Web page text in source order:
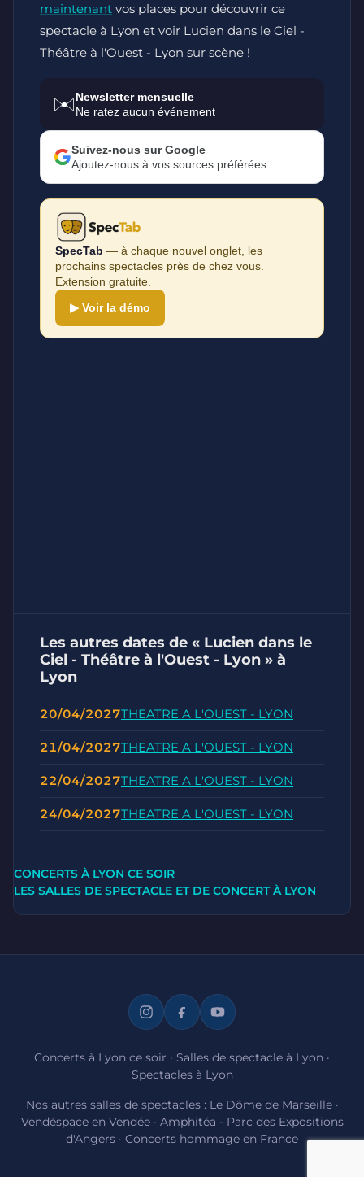
maintenant vos places pour découvrir ce
spectacle à Lyon et voir Lucien dans le Ciel -
Théâtre à l'Ouest - Lyon sur scène !
✉️Newsletter mensuelle
Ne ratez aucun événement
Suivez-nous sur Google
Ajoutez-nous à vos sources préférées
SpecTab — à chaque nouvel onglet, les
prochains spectacles près de chez vous.
Extension gratuite.
▶ Voir la démo
Les autres dates de « Lucien dans le
Ciel - Théâtre à l'Ouest - Lyon » à
Lyon
20/04/2027THEATRE A L'OUEST - LYON
21/04/2027THEATRE A L'OUEST - LYON
22/04/2027THEATRE A L'OUEST - LYON
24/04/2027THEATRE A L'OUEST - LYON
CONCERTS À LYON CE SOIR
LES SALLES DE SPECTACLE ET DE CONCERT À LYON
Concerts à Lyon ce soir · Salles de spectacle à Lyon ·
Spectacles à Lyon
Nos autres salles de spectacles : Le Dôme de Marseille·
Vendéspace en Vendée· Amphitéa - Parc des Expositions
d'Angers · Concerts hommage en France